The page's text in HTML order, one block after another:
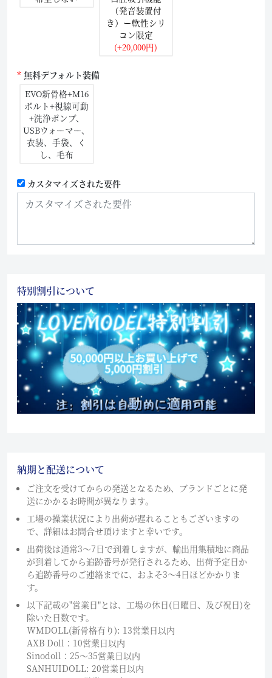
（発音装置付
き）ー軟性シリ
コン限定
(+20,000円)
無料デフォルト装備
EVO新骨格+M16
ボルト+視線可動
+洗浄ポンプ、
USBウォーマー、
衣装、手袋、く
し、毛布
カスタマイズされた要件
特別割引について
納期と配送について
ご注文を受けてからの発送となるため、ブランドごとに発
送にかかるお時間が異なります。
工場の操業状況により出荷が遅れることもございますの
で、詳細はお問合せ頂けますと幸いです。
出荷後は通常3～7日で到着しますが、輸出用集積地に商品
が到着してから追跡番号が発行されるため、出荷予定日か
ら追跡番号のご連絡までに、およそ3〜4日ほどかかりま
す。
以下記載の"営業日"とは、工場の休日(日曜日、及び祝日)を
除いた日数です。
WMDOLL(新骨格有り): 13営業日以内
AXB Doll：10営業日以内
Sinodoll：25〜35営業日以内
SANHUIDOLL: 20営業日以内